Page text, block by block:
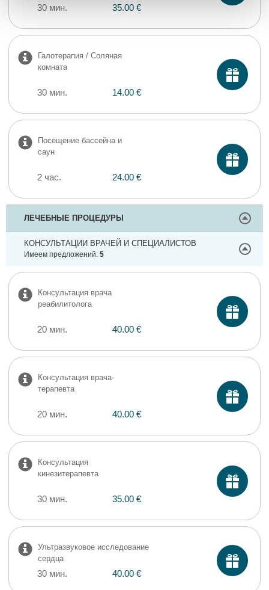
30 мин. 35.00 €
Галотерапия / Соляная
комната
30 мин. 14.00 €
Посещение бассейна и
саун
2 час. 24.00 €
ЛЕЧЕБНЫЕ ПРОЦЕДУРЫ
КОНСУЛЬТАЦИИ ВРАЧЕЙ И СПЕЦИАЛИСТОВ
Имеем предложений: 5
Консультация врача
реабилитолога
20 мин. 40.00 €
Консультация врача-
терaпевта
20 мин. 40.00 €
Консультация
кинезитерапевта
30 мин. 35.00 €
Ультразвуковое исследование
сердца
30 мин. 40.00 €